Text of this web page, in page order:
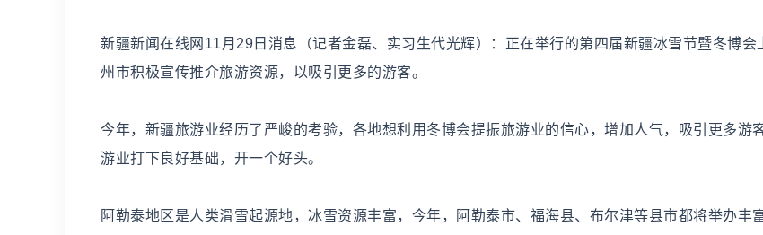
新疆新闻在线网11月29日消息（记者金磊、实习生代光辉）：正在举行的第四届新疆冰雪节暨冬博会
州市积极宣传推介旅游资源，以吸引更多的游客。
今年，新疆旅游业经历了严峻的考验，各地想利用冬博会提振旅游业的信心，增加人气，吸引更多游
游业打下良好基础，开一个好头。
阿勒泰地区是人类滑雪起源地，冰雪资源丰富，今年，阿勒泰市、福海县、布尔津等县市都将举办丰